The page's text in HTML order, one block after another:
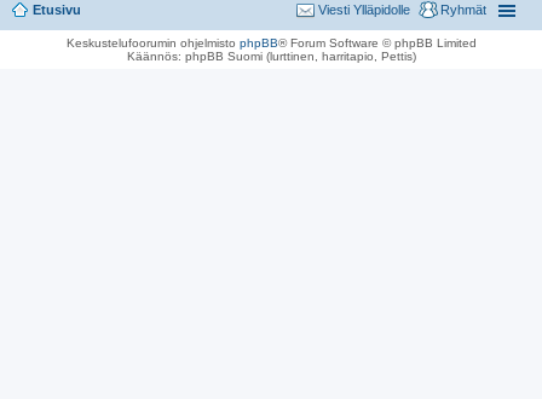
Etusivu Ryhmät
Viesti Ylläpidolle
Keskustelufoorumin ohjelmisto phpBB® Forum Software © phpBB Limited
Käännös: phpBB Suomi (lurttinen, harritapio, Pettis)